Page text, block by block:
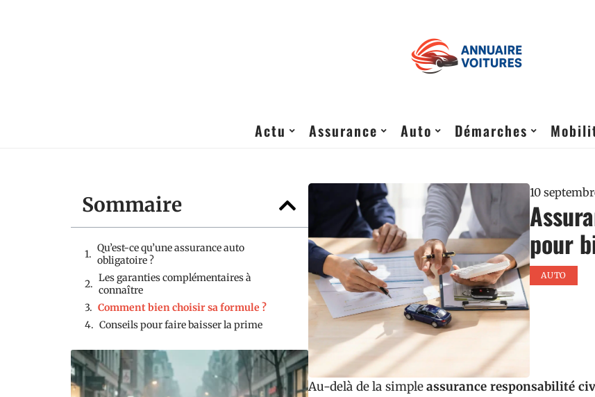
Actu Assurance Auto Démarches
Sommaire
Qu’est-ce qu’une assurance auto
obligatoire ?
Les garanties complémentaires à
connaître
Comment bien choisir sa formule ?
Conseils pour faire baisser la prime
10
pour
AUTO
Au-delà de la simpleassurance responsabilité